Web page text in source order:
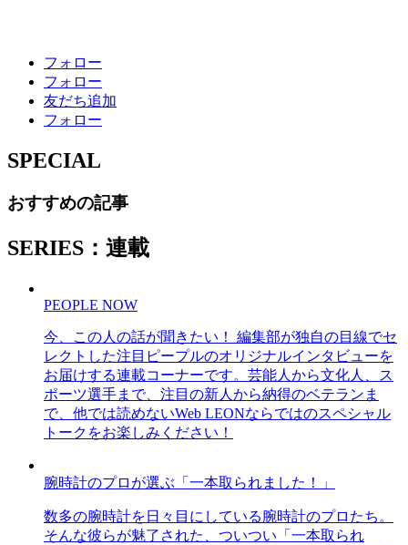
フォロー
フォロー
友だち追加
フォロー
SPECIAL
おすすめの記事
SERIES：連載
PEOPLE NOW
今、この人の話が聞きたい！ 編集部が独自の目線でセ
レクトした注目ピープルのオリジナルインタビューを
お届けする連載コーナーです。芸能人から文化人、ス
ポーツ選手まで、注目の新人から納得のベテランま
で、他では読めないWeb LEONならではのスペシャル
トークをお楽しみください！
腕時計のプロが選ぶ「一本取られました！」
数多の腕時計を日々目にしている腕時計のプロたち。
そんな彼らが魅了された、ついつい「一本取られ